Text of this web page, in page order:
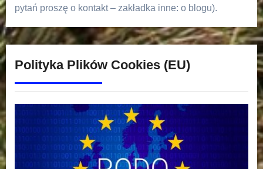
pytań proszę o kontakt – zakładka inne: o blogu).
Polityka Plików Cookies (EU)